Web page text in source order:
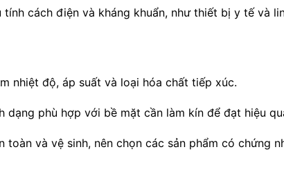
cách điện và kháng khuẩn, như thiết bị y tế và
nhiệt độ, áp suất và loại hóa chất tiếp xúc.
phù hợp với bề mặt cần làm kín để đạt hiệu
và vệ sinh, nên chọn các sản phẩm có chứng